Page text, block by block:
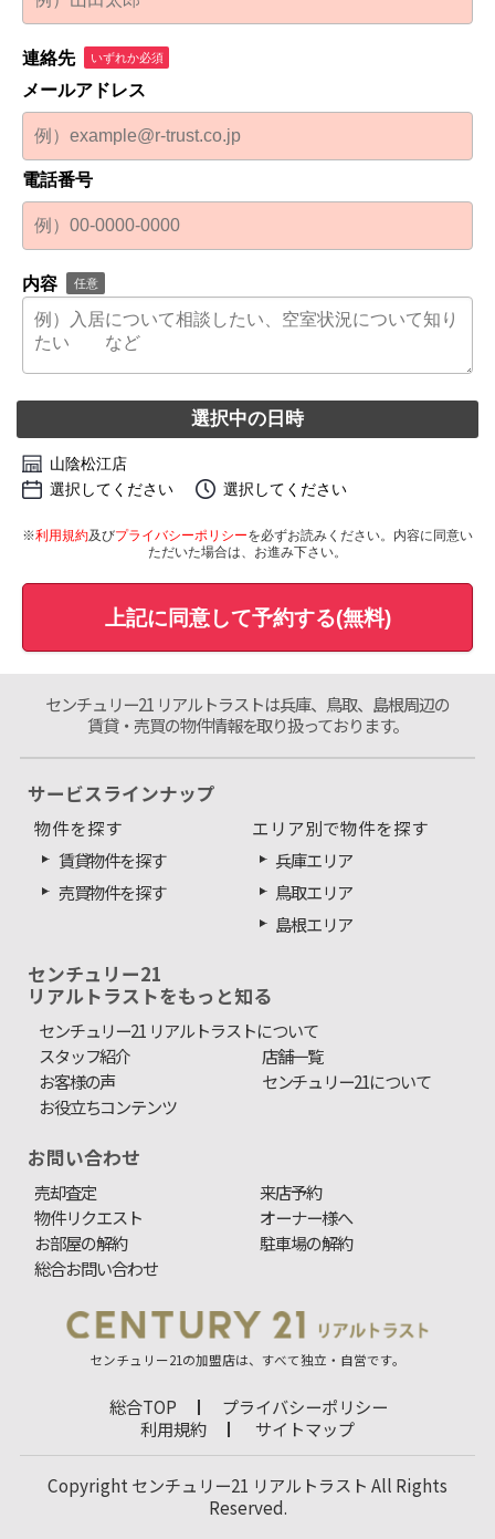
連絡先 いずれか必須
メールアドレス
電話番号
内容 任意
選択中の日時
山陰松江店
選択してください
選択してください
※利用規約及びプライバシーポリシーを必ずお読みください。内容に同意い
ただいた場合は、お進み下さい。
上記に同意して予約する(無料)
センチュリー21 リアルトラストは兵庫、鳥取、島根周辺の
賃貸・売買の物件情報を取り扱っております。
サービスラインナップ
物件を探す
賃貸物件を探す
売買物件を探す
エリア別で物件を探す
兵庫エリア
鳥取エリア
島根エリア
センチュリー21
リアルトラストをもっと知る
センチュリー21 リアルトラストについて
スタッフ紹介
店舗一覧
お客様の声
センチュリー21について
お役立ちコンテンツ
お問い合わせ
売却査定
来店予約
物件リクエスト
オーナー様へ
お部屋の解約
駐車場の解約
総合お問い合わせ
センチュリー21の加盟店は、すべて独立・自営です。
総合TOP
プライバシーポリシー
利用規約
サイトマップ
Copyright センチュリー21 リアルトラスト All Rights
Reserved.